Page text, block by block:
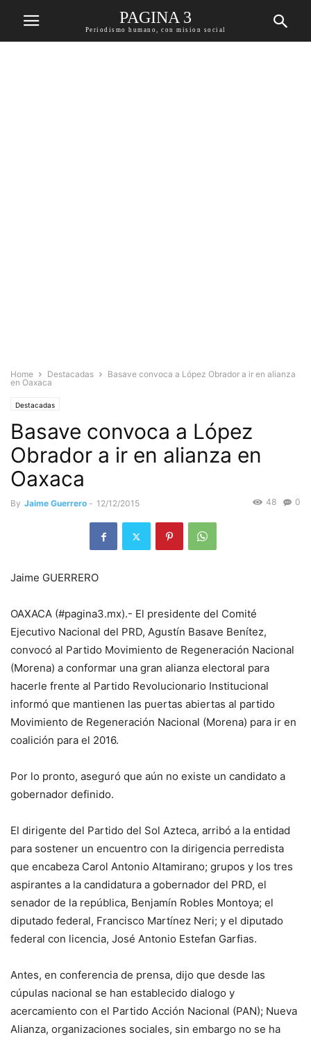
PAGINA 3
Periodismo humano, con mision social
Home Destacadas
Basave convoca a López Obrador a ir en alianza
en Oaxaca
Destacadas
Basave convoca a López
Obrador a ir en alianza en
Oaxaca
By Jaime Guerrero - 12/12/2015 0
48
Jaime GUERRERO
OAXACA (#pagina3.mx).- El presidente del Comité
Ejecutivo Nacional del PRD, Agustín Basave Benítez,
convocó al Partido Movimiento de Regeneración Nacional
(Morena) a conformar una gran alianza electoral para
hacerle frente al Partido Revolucionario Institucional
informó que mantienen las puertas abiertas al partido
Movimiento de Regeneración Nacional (Morena) para ir en
coalición para el 2016.
Por lo pronto, aseguró que aún no existe un candidato a
gobernador definido.
El dirigente del Partido del Sol Azteca, arribó a la entidad
para sostener un encuentro con la dirigencia perredista
que encabeza Carol Antonio Altamirano; grupos y los tres
aspirantes a la candidatura a gobernador del PRD, el
senador de la república, Benjamín Robles Montoya; el
diputado federal, Francisco Martínez Neri; y el diputado
federal con licencia, José Antonio Estefan Garfias.
Antes, en conferencia de prensa, dijo que desde las
cúpulas nacional se han establecido dialogo y
acercamiento con el Partido Acción Nacional (PAN); Nueva
Alianza, organizaciones sociales, sin embargo no se ha